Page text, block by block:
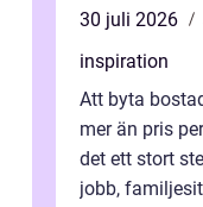
30 juli 2026
inspiration
Att byta
mer än pris
det ett stort
jobb,